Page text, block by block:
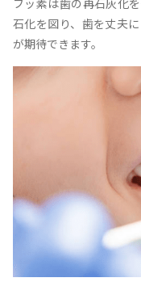
フッ素は歯の再石灰化
石化を図り、歯を丈夫
が期待できます。